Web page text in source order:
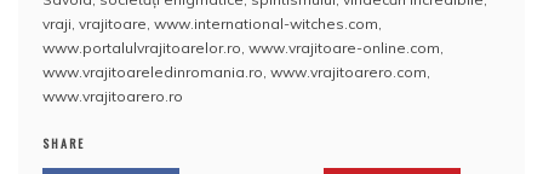
o
o
k
p
p
a
z
ă
vraji vrajitoare www.international-witches.com
www.portalulvrajitoarelor.ro www.vrajitoare-online.com
www.vrajitoareledinromania.ro www.vrajitoarero.com
www.vrajitoarero.ro
SHARE